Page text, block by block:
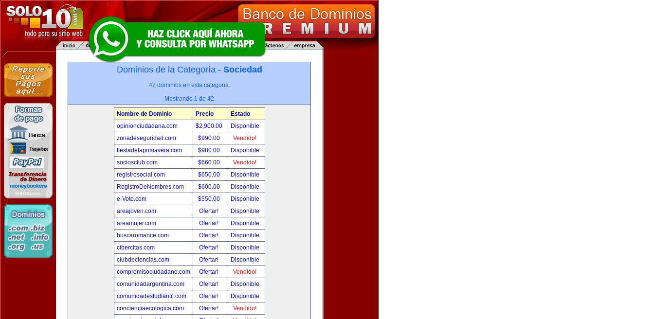
Dominios de la Categoría - Sociedad
42 dominios en esta categoría.
Mostrando 1 de 42
Nombre de Dominio Precio
Estado
opinionciudadana.com
$2,900.00
Disponible
zonadeseguridad.com
$990.00
Vendido!
fiestadelaprimavera.com
$980.00
Disponible
sociosclub.com
$660.00
Vendido!
registrosocial.com
$650.00
Disponible
RegistroDeNombres.com
$600.00
Disponible
e-Voto.com
$550.00
Disponible
areajoven.com
Ofertar!
Disponible
areamujer.com
Ofertar!
Disponible
buscaromance.com
Ofertar!
Disponible
cibercitas.com
Ofertar!
Disponible
clubdeciencias.com
Ofertar!
Disponible
compromisociudadano.com
Ofertar!
Vendido!
comunidadargentina.com
Ofertar!
Disponible
comunidadestudiantil.com
Ofertar!
Disponible
concienciaecologica.com
Ofertar!
Vendido!